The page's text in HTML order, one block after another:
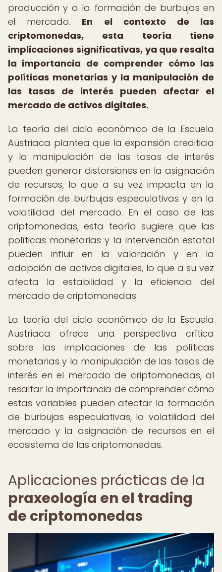
producción y a la formación de burbujas en
el mercado. En el contexto de las
criptomonedas, esta teoría tiene
implicaciones significativas, ya que resalta
la importancia de comprender cómo las
políticas monetarias y la manipulación de
las tasas de interés pueden afectar el
mercado de activos digitales.
La teoría del ciclo económico de la Escuela
Austriaca plantea que la expansión crediticia
y la manipulación de las tasas de interés
pueden generar distorsiones en la asignación
de recursos, lo que a su vez impacta en la
formación de burbujas especulativas y en la
volatilidad del mercado. En el caso de las
criptomonedas, esta teoría sugiere que las
políticas monetarias y la intervención estatal
pueden influir en la valoración y en la
adopción de activos digitales, lo que a su vez
afecta la estabilidad y la eficiencia del
mercado de criptomonedas.
La teoría del ciclo económico de la Escuela
Austriaca ofrece una perspectiva crítica
sobre las implicaciones de las políticas
monetarias y la manipulación de las tasas de
interés en el mercado de criptomonedas, al
resaltar la importancia de comprender cómo
estas variables pueden afectar la formación
de burbujas especulativas, la volatilidad del
mercado y la asignación de recursos en el
ecosistema de las criptomonedas.
Aplicaciones prácticas de la
praxeología en el trading
de criptomonedas